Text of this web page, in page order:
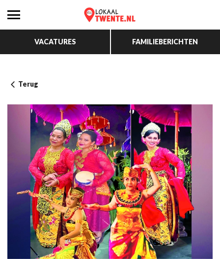
VACATURES FAMILIEBERICHTEN
Terug